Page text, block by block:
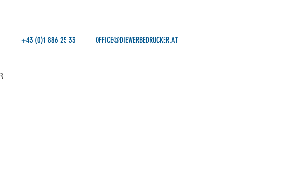
+43 (0)1 886 25 33 OFFICE@DIEWERBEDRUCKER.AT